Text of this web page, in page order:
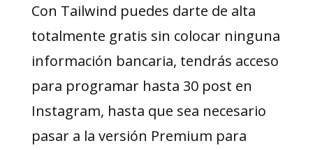
Con Tailwind puedes darte de alta
totalmente gratis sin colocar ninguna
información bancaria, tendrás acceso
para programar hasta 30 post en
Instagram, hasta que sea necesario
pasar a la versión Premium para